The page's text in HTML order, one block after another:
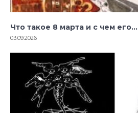
Что такое 8 марта и с чем его…
03.09.2026